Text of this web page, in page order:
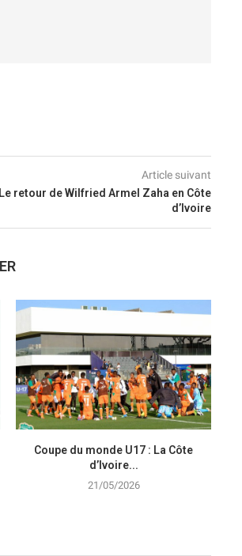
Article suivant
retour de Wilfried Armel Zaha en Côte
d’Ivoire
Coupe du monde U17 : La Côte
d’Ivoire...
21/05/2026